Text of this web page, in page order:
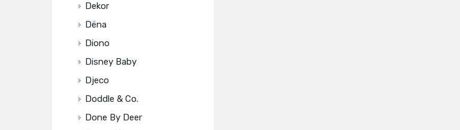
Dekor
Dëna
Diono
Disney Baby
Djeco
Doddle & Co.
Done By Deer